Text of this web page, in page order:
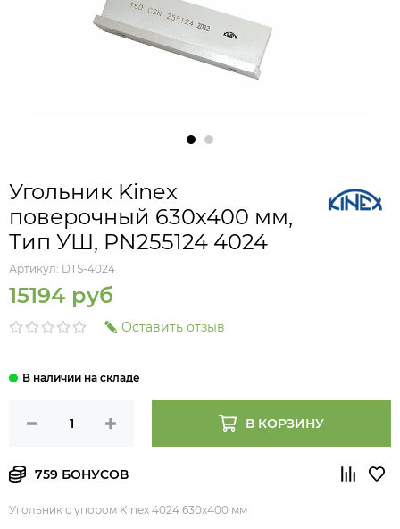
Угольник Kinex
поверочный 630х400 мм,
Тип УШ, PN255124 4024
Артикул: DTS-4024
15194 руб
Оставить отзыв
В КОРЗИНУ
759 БОНУСОВ
Угольник с упором Kinex 4024 630x400 мм